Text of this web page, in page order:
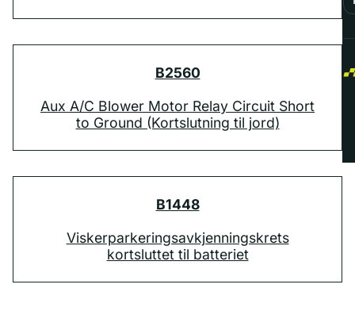
B2560
Aux A/C Blower Motor Relay Circuit Short
to Ground (Kortslutning til jord)
B1448
Viskerparkeringsavkjenningskrets
kortsluttet til batteriet